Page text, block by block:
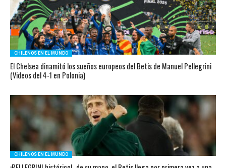
CHILENOS EN EL MUNDO
El Chelsea dinamitó los sueños europeos del Betis de Manuel Pellegrini
(Videos del 4-1 en Polonia)
CHILENOS EN EL MUNDO